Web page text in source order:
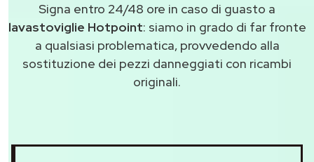
Signa entro 24/48 ore in caso di guasto a
lavastoviglie Hotpoint: siamo in grado di far fronte
a qualsiasi problematica, provvedendo alla
sostituzione dei pezzi danneggiati con ricambi
originali.